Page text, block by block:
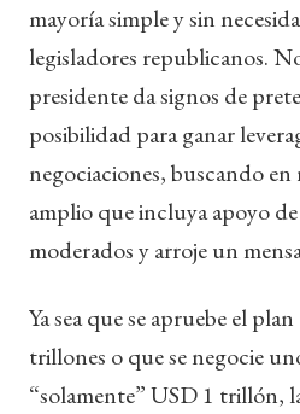
mayoría simple y sin
legisladores republicanos.
presidente da signos de
posibilidad para ganar
negociaciones, buscando
amplio que incluya apoyo
moderados y arroje un
Ya sea que se apruebe el
trillones o que se negocie
“solamente” USD 1 trillón,